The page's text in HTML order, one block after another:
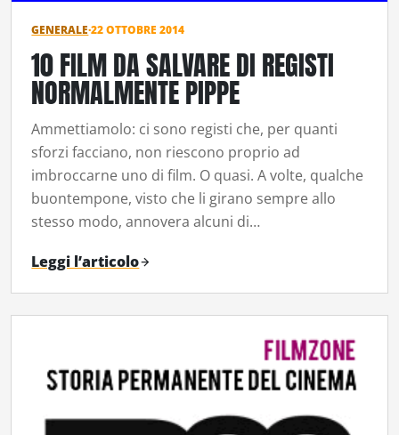
GENERALE·22 OTTOBRE 2014
10 FILM DA SALVARE DI REGISTI
NORMALMENTE PIPPE
Ammettiamolo: ci sono registi che, per quanti
sforzi facciano, non riescono proprio ad
imbroccarne uno di film. O quasi. A volte, qualche
buontempone, visto che li girano sempre allo
stesso modo, annovera alcuni di…
Leggi l’articolo